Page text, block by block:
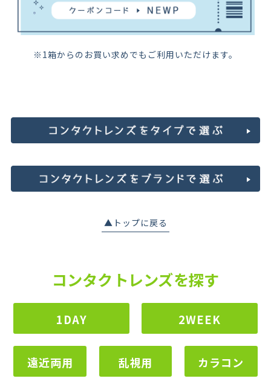
※1箱からのお買い求めでもご利用いただけます。
▲トップに戻る
コンタクトレンズを探す
1DAY 2WEEK
遠近両用 乱視用 カラコン